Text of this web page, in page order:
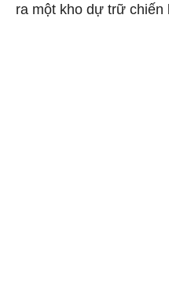
ra một kho dự trữ